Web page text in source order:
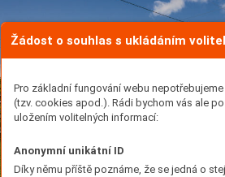
Žádost o souhlas s ukládáním
Pro základní fungování webu
(tzv. cookies apod.). Rádi bychom vás ale
uložením volitelných informací:
Anonymní unikátní ID
Díky němu příště poznáme, že se jedná o